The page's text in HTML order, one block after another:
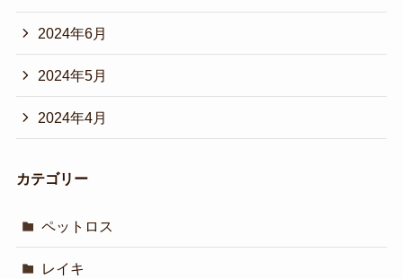
2024年6月
2024年5月
2024年4月
カテゴリー
ペットロス
レイキ